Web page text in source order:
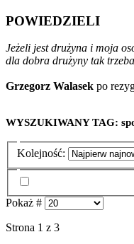
POWIEDZIELI
Jeżeli jest drużyna i moja
dla dobra drużyny tak
Grzegorz Walasek po
WYSZUKIWANY TAG:
Kolejność:
Pokaż #
Strona 1 z 3